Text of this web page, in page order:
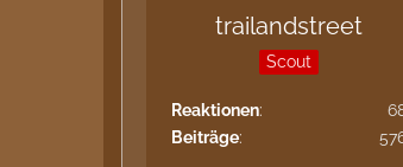
trailandstreet
Scout
Reaktionen
Beiträge